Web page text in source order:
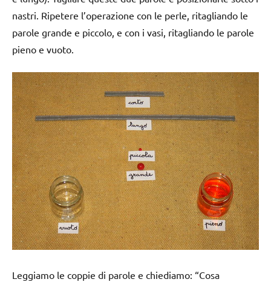
nastri. Ripetere l’operazione con le perle, ritagliando le
parole grande e piccolo, e con i vasi, ritagliando le parole
pieno e vuoto.
Leggiamo le coppie di parole e chiediamo: “Cosa